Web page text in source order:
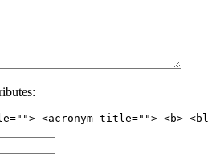
<acronym title=""> <b>